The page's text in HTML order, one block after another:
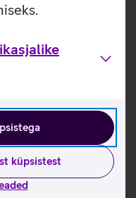
küpsistest
minu
ja
eSIM